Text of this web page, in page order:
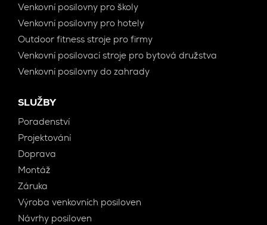
Venkovní posilovny pro školy
Venkovní posilovny pro hotely
Outdoor fitness stroje pro firmy
Venkovní posilovací stroje pro bytová družstva
Venkovní posilovny do zahrady
SLUŽBY
Poradenství
Projektování
Doprava
Montáž
Záruka
Výroba venkovních posiloven
Návrhy posiloven